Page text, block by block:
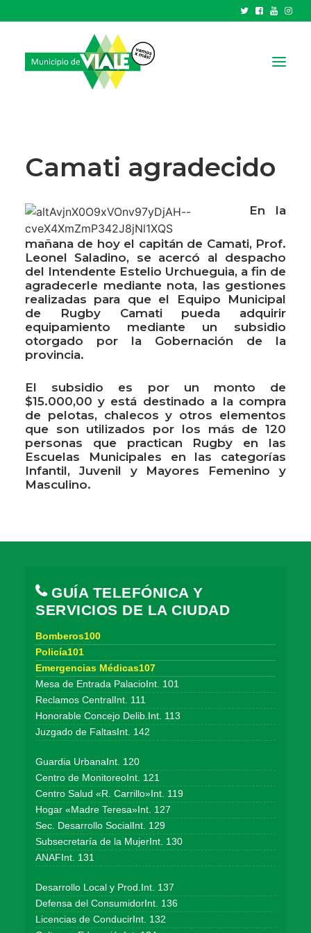
HCD
TRÁMITES Y SERVICIOS
CIUDAD
PARQUE INDUSTRIAL
RECAUDACIONES
Camati agradecido
En la
mañana de hoy el capitán de Camati, Prof.
Leonel Saladino, se acercó al despacho
del Intendente Estelio Urchueguia, a fin de
agradecerle mediante nota, las gestiones
realizadas para que el Equipo Municipal
de Rugby Camati pueda adquirir
equipamiento mediante un subsidio
otorgado por la Gobernación de la
provincia.
El subsidio es por un monto de
$15.000,00 y está destinado a la compra
de pelotas, chalecos y otros elementos
que son utilizados por los más de 120
personas que practican Rugby en las
Escuelas Municipales en las categorías
Infantil, Juvenil y Mayores Femenino y
Masculino.
GUÍA TELEFÓNICA Y
SERVICIOS DE LA CIUDAD
Bomberos100
Policía101
Emergencias Médicas107
Mesa de Entrada PalacioInt. 101
Reclamos CentralInt. 111
Honorable Concejo Delib.Int. 113
Juzgado de FaltasInt. 142
Guardia UrbanaInt. 120
Centro de MonitoreoInt. 121
Centro Salud «R. Carrillo»Int. 119
Hogar «Madre Teresa»Int. 127
Sec. Desarrollo SocialInt. 129
Subsecretaría de la MujerInt. 130
ANAFInt. 131
Desarrollo Local y Prod.Int. 137
Defensa del ConsumidorInt. 136
Licencias de ConducirInt. 132